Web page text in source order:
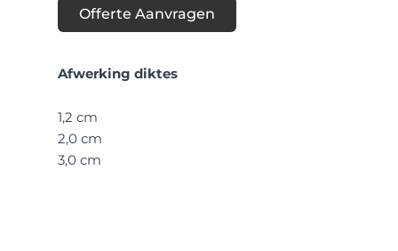
Offerte Aanvragen
Afwerking diktes
1,2 cm
2,0 cm
3,0 cm